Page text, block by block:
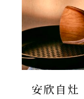
安欣自灶